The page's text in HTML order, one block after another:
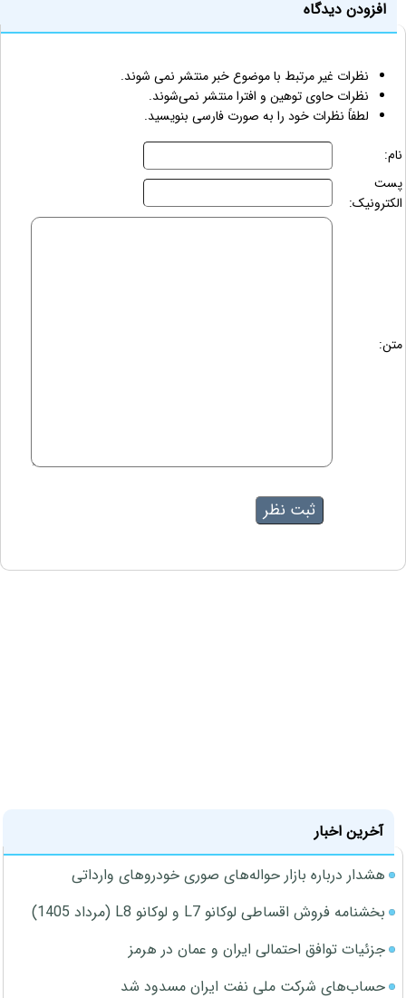
افزودن دیدگاه
نظرات غیر مرتبط با موضوع خبر منتشر نمی شوند.
نظرات حاوی توهین و افترا منتشر نمی‌شوند.
لطفاً نظرات خود را به صورت فارسی بنویسید.
نام:
پست
الکترونیک:
متن:
آخرین اخبار
هشدار درباره بازار حواله‌های صوری خودروهای وارداتی
بخشنامه فروش اقساطی لوکانو L7 و لوکانو L8 (مرداد 1405)
جزئیات توافق احتمالی ایران و عمان در هرمز
حساب‌های شرکت ملی نفت ایران مسدود شد